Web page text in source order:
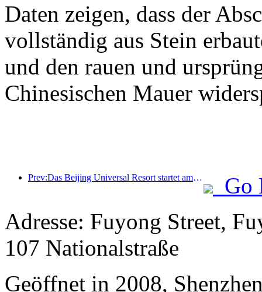
Daten zeigen, dass der
vollständig aus Stein
und den rauen und
Chinesischen Mauer
Prev:Das Beijing Universal Resort startet am 23. Januar sein 40-tägiges Universal Chinese New Year Event.
Go
Adresse: Fuyong Street,
107 Nationalstraße
Geöffnet in 2008,